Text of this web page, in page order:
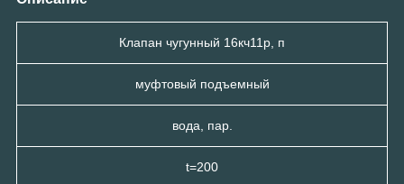
Клапан чугунный 16кч11р, п
муфтовый подъемный
вода, пар.
t=200